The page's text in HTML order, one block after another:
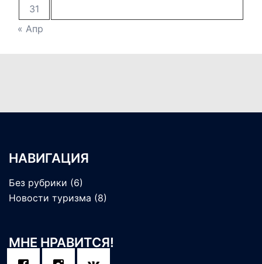
31
« Апр
НАВИГАЦИЯ
Без рубрики (6)
Новости туризма (8)
МНЕ НРАВИТСЯ!